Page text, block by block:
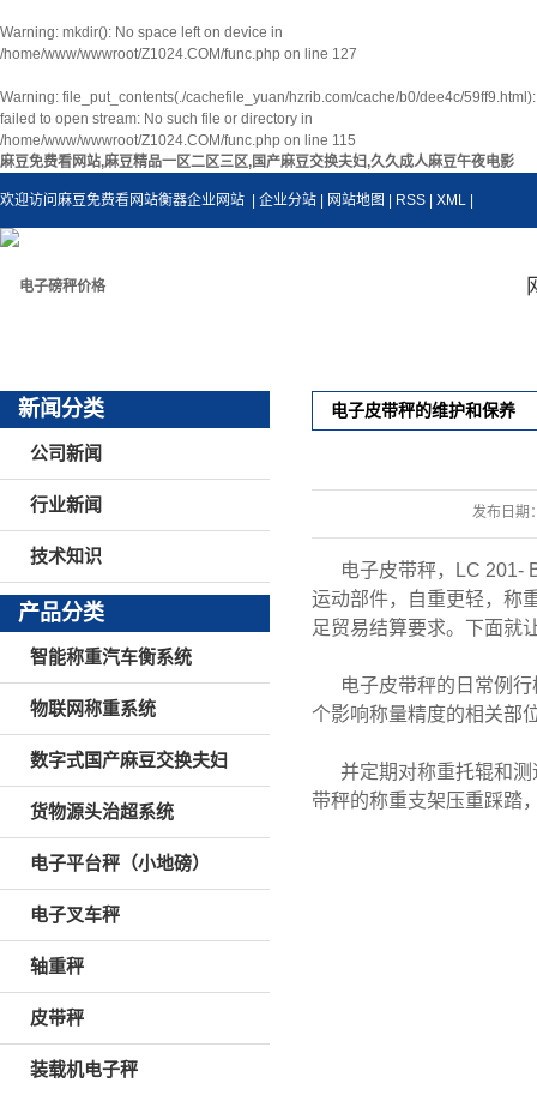
Warning: mkdir(): No space left on device in
/home/www/wwwroot/Z1024.COM/func.php on line 127
Warning: file_put_contents(./cachefile_yuan/hzrib.com/cache/b0/dee4c/59ff9.html):
failed to open stream: No such file or directory in
/home/www/wwwroot/Z1024.COM/func.php on line 115
麻豆免费看网站,麻豆精品一区二区三区,国产麻豆交换夫妇,久久成人麻豆午夜电影
欢迎访问麻豆免费看网站衡器企业网站 | 企业分站 网站地图 RSS XML
新闻分类
公司新闻
行业新闻
技术知识
产品分类
智能称重汽车衡系统
物联网称重系统
数字式国产麻豆交换夫妇
货物源头治超系统
电子平台秤（小地磅）
电子叉车秤
轴重秤
皮带秤
装载机电子秤
电子皮带秤的维护和保养
发布日期
电子皮带秤，LC 201-
运动部件，自重更轻，称
足贸易结算要求。下面就
电子皮带秤的日常例
个影响称量精度的相关部
并定期对称重托辊和
带秤的称重支架压重踩踏